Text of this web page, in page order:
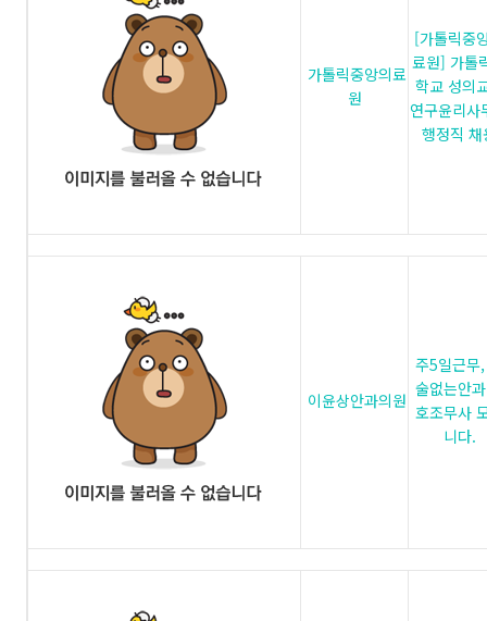
가톨릭중앙의료
원
[가톨릭중
료원] 가톨
학교 성의
연구윤리사
행정직 채
이윤상안과의원
주5일근무
술없는안
호조무사
니다.